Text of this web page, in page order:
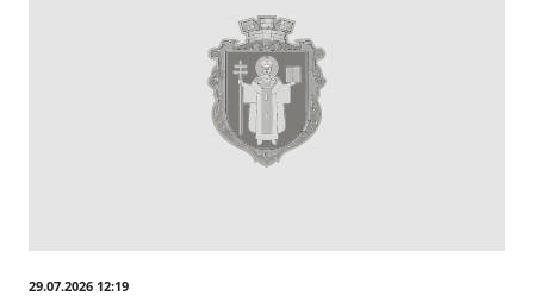
29.07.2026 12:19